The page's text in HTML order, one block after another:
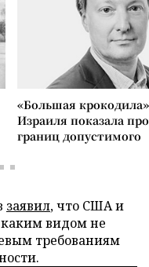
«Большая
Израиля показала
границ допустимого
заявил, что США и
видом не
требованиям